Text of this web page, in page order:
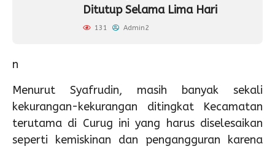
Ditutup Selama Lima Hari
131 Admin2
n
Menurut Syafrudin, masih banyak sekali
kekurangan-kekurangan ditingkat Kecamatan
terutama di Curug ini yang harus diselesaikan
seperti kemiskinan dan pengangguran karena